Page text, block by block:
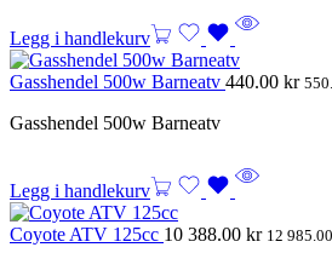
Legg i handlekurv
Gasshendel 500w Barneatv 440.00 kr
Gasshendel 500w Barneatv
Legg i handlekurv
Coyote ATV 125cc 10 388.00 kr 12 985.00